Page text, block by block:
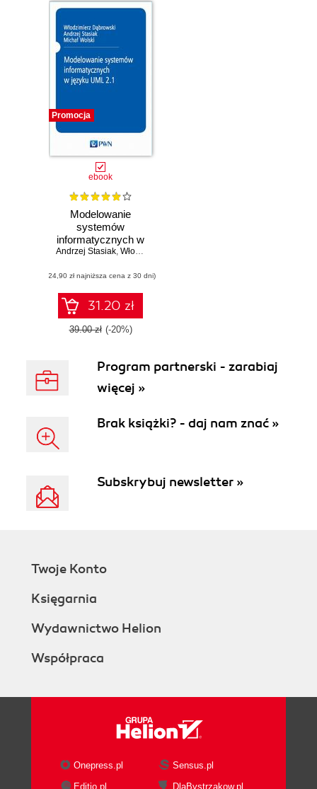
Promocja
ebook
Modelowanie
systemów
informatycznych w
języku UML 2.1
Andrzej Stasiak, Włodzimierz Dąbrowski
(24,90 zł najniższa cena z 30 dni)
31.20 zł
39.00 zł (-20%)
Program partnerski - zarabiaj
więcej »
Brak książki? - daj nam znać »
Subskrybuj newsletter »
Twoje Konto
Księgarnia
Wydawnictwo Helion
Współpraca
Onepress.pl
Sensus.pl
Editio.pl
DlaBystrzakow.pl